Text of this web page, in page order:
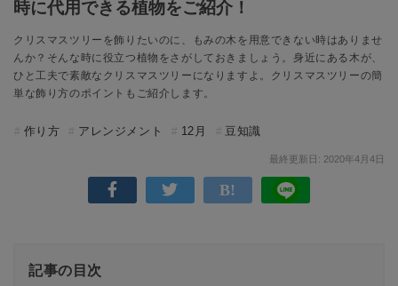
時に代用できる植物をご紹介！
クリスマスツリーを飾りたいのに、もみの木を用意できない時はありませ
んか？そんな時に役立つ植物をさがしておきましょう。身近にある木が、
ひと工夫で素敵なクリスマスツリーになりますよ。クリスマスツリーの簡
単な飾り方のポイントもご紹介します。
作り方 アレンジメント 12月 豆知識
最終更新日: 2020年4月4日
記事の目次